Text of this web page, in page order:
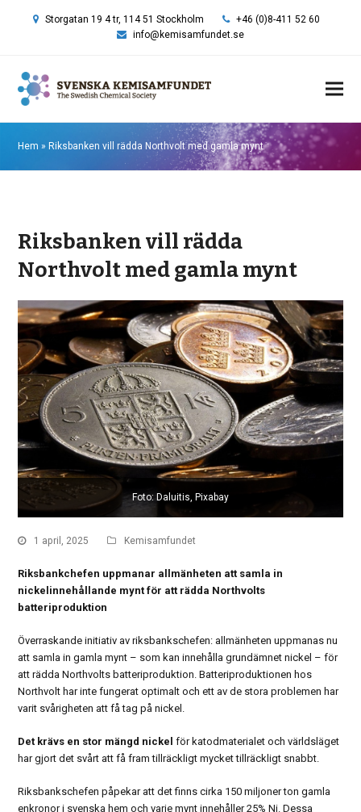
Storgatan 19 4 tr, 114 51 Stockholm
+46 (0)8-411 52 60
info@kemisamfundet.se
Hem » Riksbanken vill rädda Northvolt med gamla mynt
Riksbanken vill rädda
Northvolt med gamla mynt
Foto: Daluitis, Pixabay
1 april, 2025 Kemisamfundet
Riksbankchefen uppmanar allmänheten att samla in
nickelinnehållande mynt för att rädda Northvolts
batteriproduktion
Överraskande initiativ av riksbankschefen: allmänheten uppmanas nu
att samla in gamla mynt – som kan innehålla grundämnet nickel – för
att rädda Northvolts batteriproduktion. Batteriproduktionen hos
Northvolt har inte fungerat optimalt och ett av de stora problemen har
varit svårigheten att få tag på nickel.
Det krävs en stor mängd nickel för katodmaterialet och världsläget
har gjort det svårt att få fram tillräckligt mycket tillräckligt snabbt.
Riksbankschefen påpekar att det finns cirka 150 miljoner ton gamla
enkronor i svenska hem och varje mynt innehåller 25% Ni. Dessa